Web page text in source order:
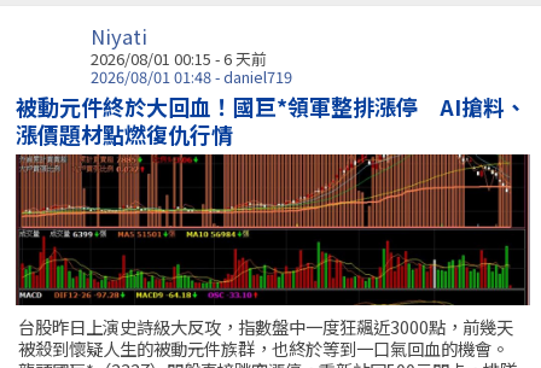
Niyati
2026/08/01 00:15 - 6 天前
2026/08/01 01:48 - daniel719
被動元件終於大回血！國巨*領軍整排漲停 AI搶料、
漲價題材點燃復仇行情
台股昨日上演史詩級大反攻，指數盤中一度狂飆近3000點，前幾天
被殺到懷疑人生的被動元件族群，也終於等到一口氣回血的機會。